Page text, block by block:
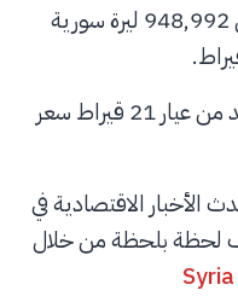
ارتفع سعر الذهب في سوريا ليسجل 948,992 ليرة سورية
كما سجل سعر الغرام الذهبي الواحد من عيار 21 قيراط سعر
الأخبار الاقتصادية في
لحظة بلحظة من خلال